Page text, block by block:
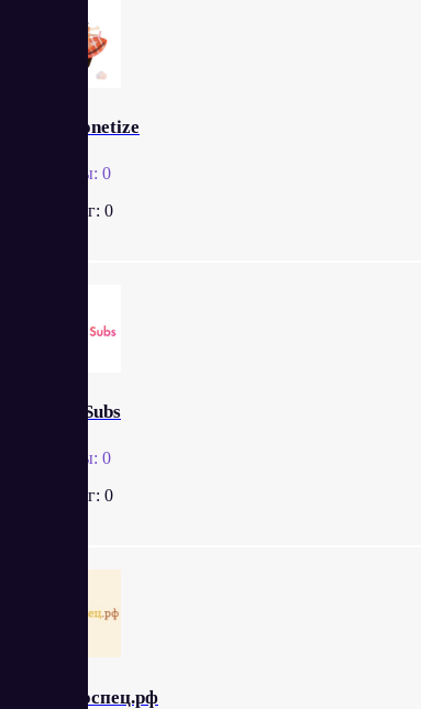
ZenMonetize
Отзывы: 0
Рейтинг: 0
YouToSubs
Отзывы: 0
Рейтинг: 0
простоспец.рф